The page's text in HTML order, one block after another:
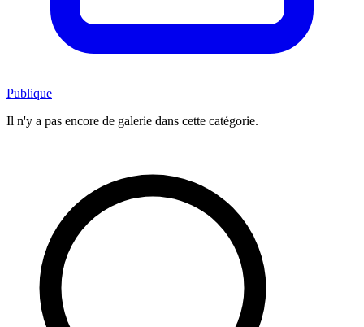
Publique
Il n'y a pas encore de galerie dans cette catégorie.